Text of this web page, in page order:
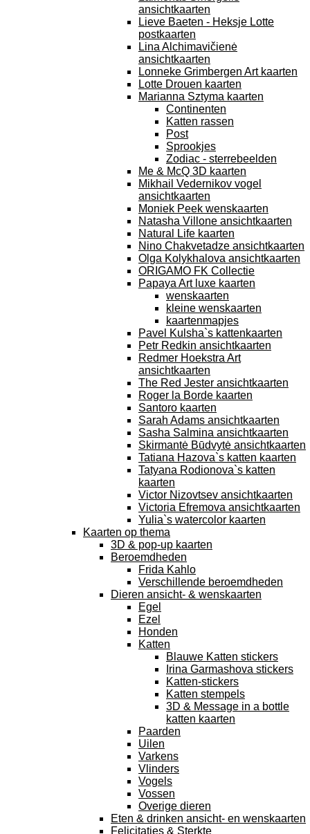
ansichtkaarten
Lieve Baeten - Heksje Lotte
postkaarten
Lina Alchimavičienė
ansichtkaarten
Lonneke Grimbergen Art kaarten
Lotte Drouen kaarten
Marianna Sztyma kaarten
Continenten
Katten rassen
Post
Sprookjes
Zodiac - sterrebeelden
Me & McQ 3D kaarten
Mikhail Vedernikov vogel
ansichtkaarten
Moniek Peek wenskaarten
Natasha Villone ansichtkaarten
Natural Life kaarten
Nino Chakvetadze ansichtkaarten
Olga Kolykhalova ansichtkaarten
ORIGAMO FK Collectie
Papaya Art luxe kaarten
wenskaarten
kleine wenskaarten
kaartenmapjes
Pavel Kulsha`s kattenkaarten
Petr Redkin ansichtkaarten
Redmer Hoekstra Art
ansichtkaarten
The Red Jester ansichtkaarten
Roger la Borde kaarten
Santoro kaarten
Sarah Adams ansichtkaarten
Sasha Salmina ansichtkaarten
Skirmantė Būdvytė ansichtkaarten
Tatiana Hazova`s katten kaarten
Tatyana Rodionova`s katten
kaarten
Victor Nizovtsev ansichtkaarten
Victoria Efremova ansichtkaarten
Yulia`s watercolor kaarten
Kaarten op thema
3D & pop-up kaarten
Beroemdheden
Frida Kahlo
Verschillende beroemdheden
Dieren ansicht- & wenskaarten
Egel
Ezel
Honden
Katten
Blauwe Katten stickers
Irina Garmashova stickers
Katten-stickers
Katten stempels
3D & Message in a bottle
katten kaarten
Paarden
Uilen
Varkens
Vlinders
Vogels
Vossen
Overige dieren
Eten & drinken ansicht- en wenskaarten
Felicitaties & Sterkte